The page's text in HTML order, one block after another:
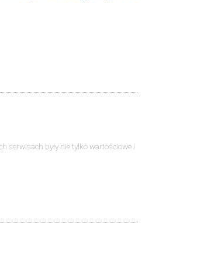
serwisach były nie tylko wartościowe i